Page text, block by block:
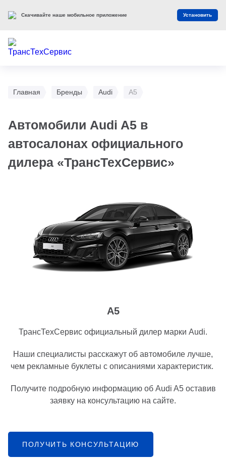
Главная Бренды Audi A5
Автомобили Audi A5 в
автосалонах официального
дилера «ТрансТехСервис»
A5
ТрансТехСервис официальный дилер марки Audi.
Наши специалисты расскажут об автомобиле лучше,
чем рекламные буклеты с описаниями характеристик.
Получите подробную информацию об Audi A5 оставив
заявку на консультацию на сайте.
ПОЛУЧИТЬ КОНСУЛЬТАЦИЮ
Скачивайте наше мобильное приложение Установить